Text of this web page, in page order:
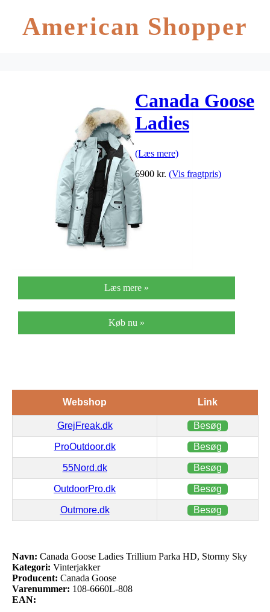
American Shopper
Canada Goose
Ladies
Trillium
Parka HD,
Stormy Sky
(Læs mere)
6900 kr. (Vis fragtpris)
Læs mere »
Køb nu »
Webshop Link
GrejFreak.dk Besøg
ProOutdoor.dk Besøg
55Nord.dk Besøg
OutdoorPro.dk Besøg
Outmore.dk Besøg
Navn: Canada Goose Ladies Trillium Parka HD, Stormy Sky
Kategori: Vinterjakker
Producent: Canada Goose
Varenummer: 108-6660L-808
EAN: